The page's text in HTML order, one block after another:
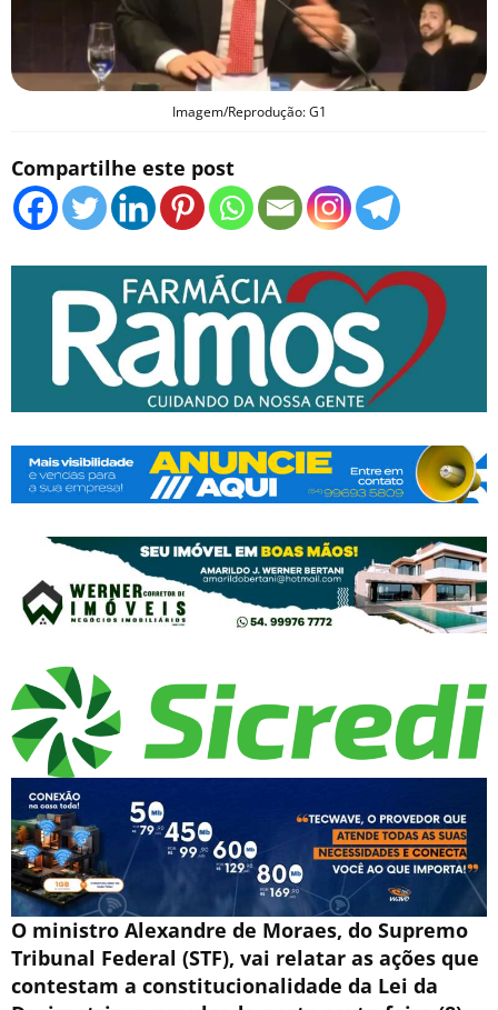
Imagem/Reprodução: G1
Compartilhe este post
O ministro Alexandre de Moraes, do Supremo
Tribunal Federal (STF), vai relatar as ações que
contestam a constitucionalidade da Lei da